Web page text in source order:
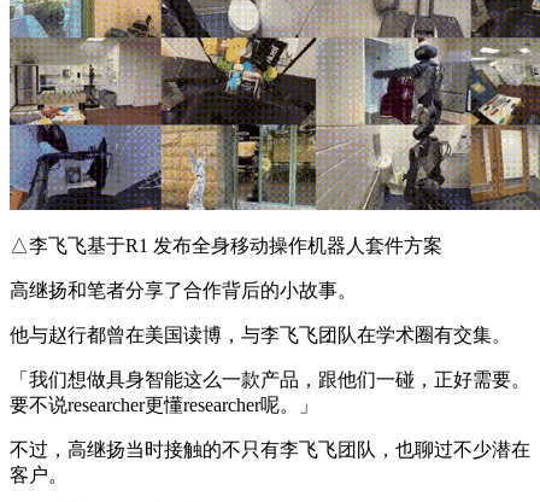
△李飞飞基于R1 发布全身移动操作机器人套件方案
高继扬和笔者分享了合作背后的小故事。
他与赵行都曾在美国读博，与李飞飞团队在学术圈有交集。
「我们想做具身智能这么一款产品，跟他们一碰，正好需要。
要不说researcher更懂researcher呢。」
不过，高继扬当时接触的不只有李飞飞团队，也聊过不少潜在
客户。